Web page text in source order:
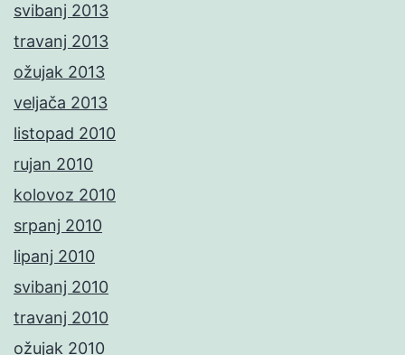
svibanj 2013
travanj 2013
ožujak 2013
veljača 2013
listopad 2010
rujan 2010
kolovoz 2010
srpanj 2010
lipanj 2010
svibanj 2010
travanj 2010
ožujak 2010